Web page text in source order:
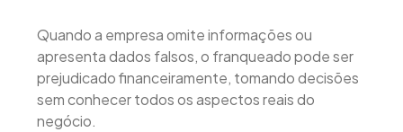
Quando a empresa omite informações ou
apresenta dados falsos, o franqueado pode ser
prejudicado financeiramente, tomando decisões
sem conhecer todos os aspectos reais do
negócio.